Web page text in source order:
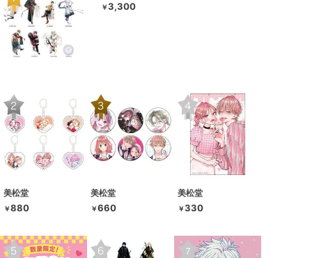
￥3,300
美松堂
￥880
美松堂
￥660
美松堂
￥330